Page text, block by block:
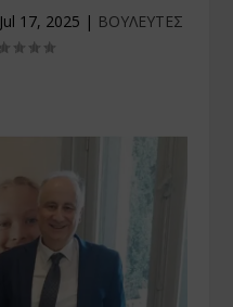
Jul 17, 2025 | ΒΟΥΛΕΥΤΕΣ